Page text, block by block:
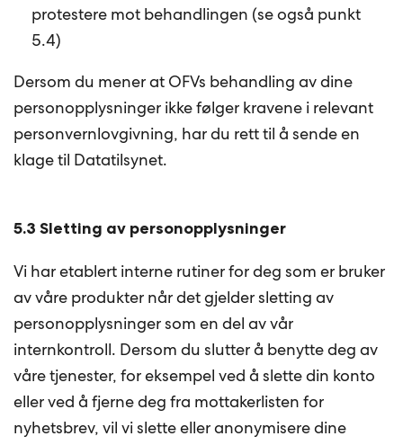
protestere mot behandlingen (se også punkt
5.4)
Dersom du mener at OFVs behandling av dine
personopplysninger ikke følger kravene i relevant
personvernlovgivning, har du rett til å sende en
klage til Datatilsynet.
5.3 Sletting av personopplysninger
Vi har etablert interne rutiner for deg som er bruker
av våre produkter når det gjelder sletting av
personopplysninger som en del av vår
internkontroll. Dersom du slutter å benytte deg av
våre tjenester, for eksempel ved å slette din konto
eller ved å fjerne deg fra mottakerlisten for
nyhetsbrev, vil vi slette eller anonymisere dine